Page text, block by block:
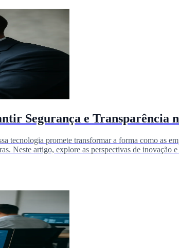
Segurança e Transparência
promete transformar a forma como as
Neste artigo, explore as perspectivas de inovação